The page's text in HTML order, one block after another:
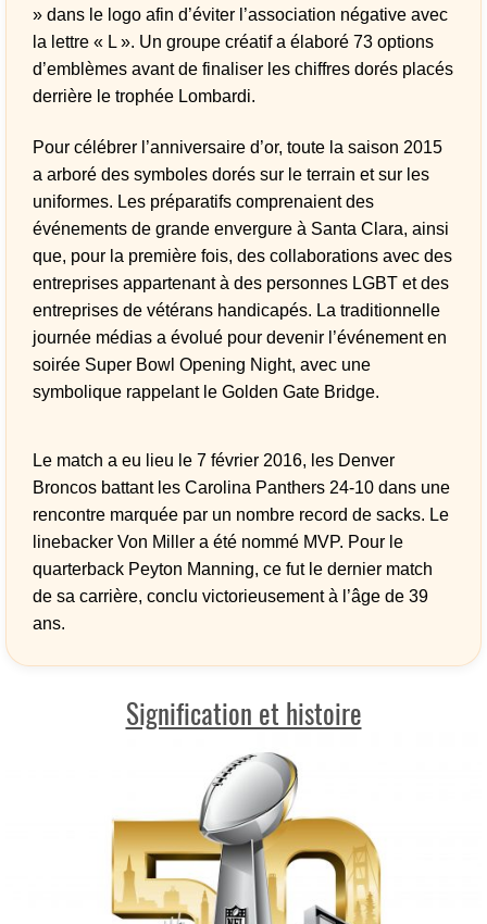
» dans le logo afin d’éviter l’association négative avec
la lettre « L ». Un groupe créatif a élaboré 73 options
d’emblèmes avant de finaliser les chiffres dorés placés
derrière le trophée Lombardi.
Pour célébrer l’anniversaire d’or, toute la saison 2015
a arboré des symboles dorés sur le terrain et sur les
uniformes. Les préparatifs comprenaient des
événements de grande envergure à Santa Clara, ainsi
que, pour la première fois, des collaborations avec des
entreprises appartenant à des personnes LGBT et des
entreprises de vétérans handicapés. La traditionnelle
journée médias a évolué pour devenir l’événement en
soirée Super Bowl Opening Night, avec une
symbolique rappelant le Golden Gate Bridge.
Le match a eu lieu le 7 février 2016, les Denver
Broncos battant les Carolina Panthers 24-10 dans une
rencontre marquée par un nombre record de sacks. Le
linebacker Von Miller a été nommé MVP. Pour le
quarterback Peyton Manning, ce fut le dernier match
de sa carrière, conclu victorieusement à l’âge de 39
ans.
Signification et histoire